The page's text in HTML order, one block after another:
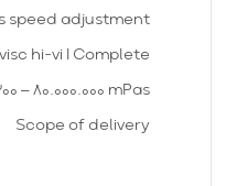
speed adjustment.
hi-vi I Complete
– 80.000.000 mPas
Scope of delivery